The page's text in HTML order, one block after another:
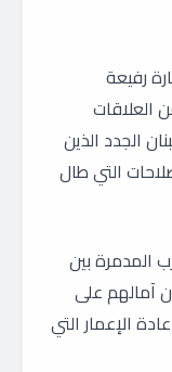
رفيعة
العلاقات
الجدد الذين
التي طال
المدمرة بين
آمالهم على
الإعمار التي